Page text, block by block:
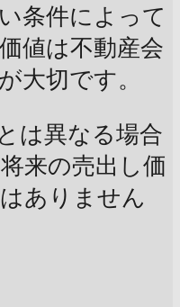
条件によって
値は不動産会
大切です。
は異なる場合
来の売出し価
ありません